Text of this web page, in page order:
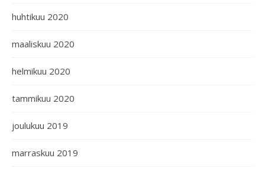
huhtikuu 2020
maaliskuu 2020
helmikuu 2020
tammikuu 2020
joulukuu 2019
marraskuu 2019